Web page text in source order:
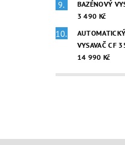
BAZÉNOVÝ
3 490 Kč
VYSAVAČ CF
14 990 Kč